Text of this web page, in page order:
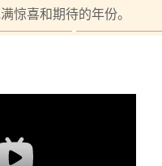
惊喜和期待的年份。